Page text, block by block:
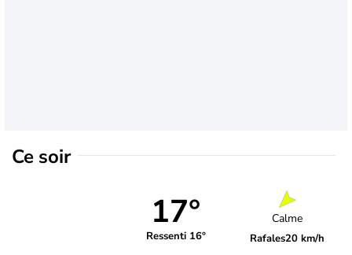
Ce soir
17°
Ressenti 16°
Calme
Rafales20 km/h